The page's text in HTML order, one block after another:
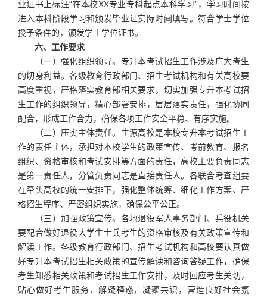
业证书上标注“在本校XX专业专科起点本科学习”，学习时间按
进入本科阶段学习和颁发毕业证实际时间填写。符合学士学位
授予条件的，颁发学士学位证书。
六、工作要求
（一）强化组织领导。专升本考试招生工作涉及广大考生
的切身利益。各级教育行政部门、招生考试机构和有关高校要
高度重视，严格落实教育部相关要求，切实加强专升本考试招
生工作的组织领导，精心部署安排，层层落实责任，强化协同
配合，形成工作合力，确保各项工作安全平稳、有序实施。
（二）压实主体责任。生源高校是本校专升本考试招生工
作的责任主体，承担对本校学生的政策宣传、考前教育、报名
组织、资格审核和考试安排等方面的责任，高校主要负责同志
是第一责任人，分管负责同志是直接责任人。各联合考查组要
在牵头高校的统一安排下，强化整体统筹、细化工作方案、严
格招生程序、严密组织实施，确保公平公正。
（三）加强政策宣传。各地退役军人事务部门、兵役机关
要配合做好退役大学生士兵考生的资格审核及有关政策宣传和
解读工作。各级教育行政部门、招生考试机构和高校要认真做
好专升本考试招生相关政策的宣传解读和咨询答疑工作，确保
考生知悉相关政策和考试招生工作安排，及时回应考生关切，
贴心做好考生服务，解疑释惑，凝聚共识，营造良好社会氛